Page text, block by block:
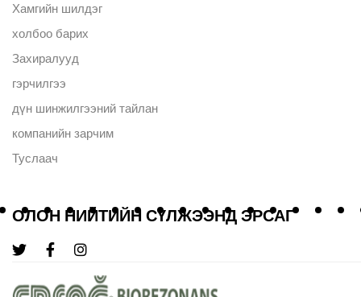
Хамгийн шилдэг
холбоо барих
Захиралууд
гэрчилгээ
дүн шинжилгээний тайлан
компанийн зарчим
Туслаач
ОЛОН НИЙТИЙН СҮЛЖЭЭНД ЭРСАГ